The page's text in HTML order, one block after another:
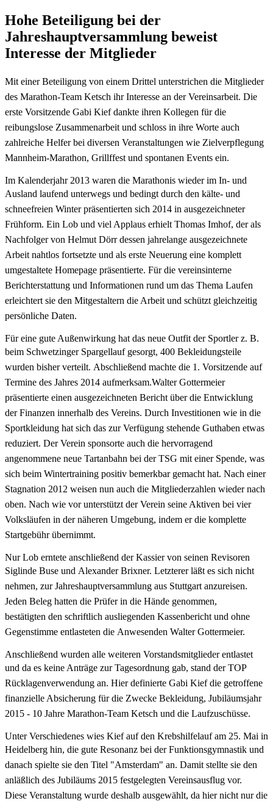
Hohe Beteiligung bei der
Jahreshauptversammlung beweist
Interesse der Mitglieder
Mit einer Beteiligung von einem Drittel unterstrichen die Mitglieder
des Marathon-Team Ketsch ihr Interesse an der Vereinsarbeit. Die
erste Vorsitzende Gabi Kief dankte ihren Kollegen für die
reibungslose Zusammenarbeit und schloss in ihre Worte auch
zahlreiche Helfer bei diversen Veranstaltungen wie Zielverpflegung
Mannheim-Marathon, Grillffest und spontanen Events ein.
Im Kalenderjahr 2013 waren die Marathonis wieder im In- und
Ausland laufend unterwegs und bedingt durch den kälte- und
schneefreien Winter präsentierten sich 2014 in ausgezeichneter
Frühform. Ein Lob und viel Applaus erhielt Thomas Imhof, der als
Nachfolger von Helmut Dörrdessen jahrelange ausgezeichnete
Arbeit nahtlos fortsetzte und als erste Neuerung eine komplett
umgestaltete Homepage präsentierte. Für die vereinsinterne
Berichterstattung und Informationen rund um das Thema Laufen
erleichtert sie den Mitgestaltern die Arbeit und schützt gleichzeitig
persönliche Daten.
Für eine gute Außenwirkung hat das neue Outfit der Sportler z. B.
beim Schwetzinger Spargellauf gesorgt, 400 Bekleidungsteile
wurden bisher verteilt. Abschließend machte die 1. Vorsitzende auf
Termine des Jahres 2014 aufmerksam.Walter Gottermeier
präsentierte einen ausgezeichneten Bericht über die Entwicklung
derFinanzen innerhalb des Vereins. Durch Investitionen wie in die
Sportkleidung hat sich das zur Verfügung stehende Guthaben etwas
reduziert. Der Verein sponsorte auch die hervorragend
angenommene neue Tartanbahn bei der TSG mit einer Spende, was
sich beim Wintertraining positiv bemerkbar gemacht hat. Nach einer
Stagnation 2012 weisen nun auch die Mitgliederzahlen wieder nach
oben. Nach wie vor unterstützt der Verein seine Aktiven bei vier
Volksläufen in der näheren Umgebung, indem er die komplette
Startgebühr übernimmt.
Nur Lob erntete anschließend der Kassier von seinen Revisoren
Siglinde Buse und Alexander Brixner. Letzterer läßt es sich nicht
nehmen, zur Jahreshauptversammlung aus Stuttgart anzureisen.
Jeden Beleg hatten die Prüfer in die Hände genommen,
bestätigten den schriftlich ausliegenden Kassenbericht und ohne
Gegenstimme entlasteten die Anwesenden Walter Gottermeier.
Anschließend wurden alle weiteren Vorstandsmitglieder entlastet
und da es keine Anträge zur Tagesordnung gab, stand der TOP
Rücklagenverwendung an. Hier definierte Gabi Kiefdie getroffene
finanzielle Absicherung für die Zwecke Bekleidung, Jubiläumsjahr
2015 - 10 Jahre Marathon-Team Ketsch und die Laufzuschüsse.
Unter Verschiedenes wies Kief auf den Krebshilfelauf am 25. Mai in
Heidelberg hin, die gute Resonanz bei der Funktionsgymnastik und
danach spielte sie den Titel "Amsterdam" an. Damit stellte sie den
anläßlich des Jubiläums 2015 festgelegten Vereinsausflug vor.
Diese Veranstaltung wurde deshalb ausgewählt, da hier nicht nur die